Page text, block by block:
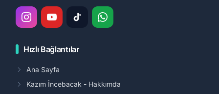
Hızlı Bağlantılar
Ana Sayfa
Kazım İncebacak - Hakkımda